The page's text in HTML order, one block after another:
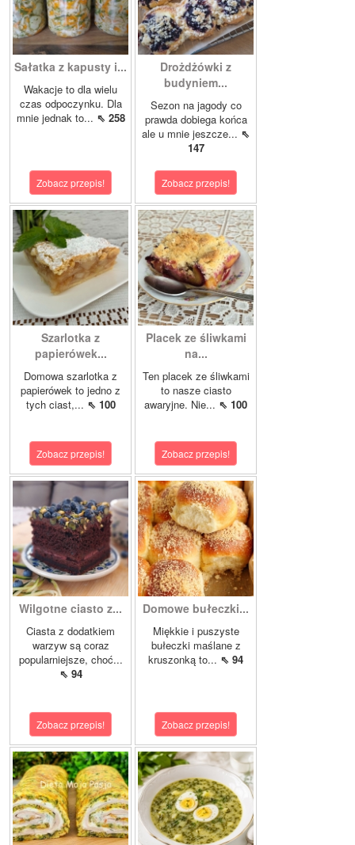
Sałatka z kapusty i...
Wakacje to dla wielu
czas odpoczynku. Dla
mnie jednak to... ⇖ 258
Zobacz przepis!
Drożdżówki z
budyniem...
Sezon na jagody co
prawda dobiega końca
ale u mnie jeszcze... ⇖
147
Zobacz przepis!
Szarlotka z
papierówek...
Domowa szarlotka z
papierówek to jedno z
tych ciast,... ⇖ 100
Zobacz przepis!
Placek ze śliwkami
na...
Ten placek ze śliwkami
to nasze ciasto
awaryjne. Nie... ⇖ 100
Zobacz przepis!
Wilgotne ciasto z...
Ciasta z dodatkiem
warzyw są coraz
popularniejsze, choć...
⇖ 94
Zobacz przepis!
Domowe bułeczki...
Miękkie i puszyste
bułeczki maślane z
kruszonką to... ⇖ 94
Zobacz przepis!